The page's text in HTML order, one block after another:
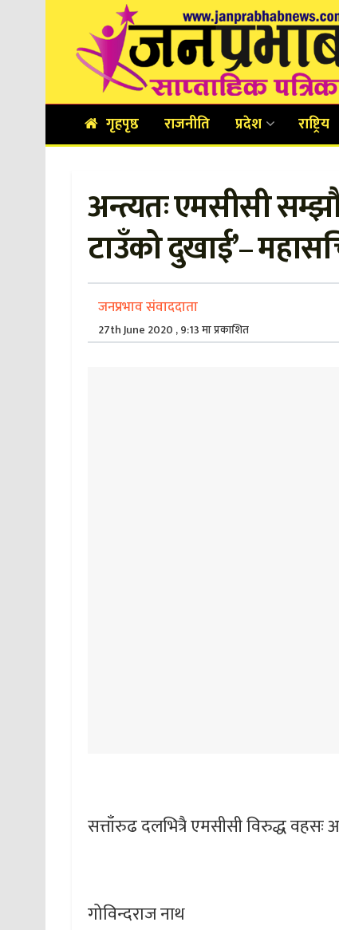
गृहपृष्ठ राजनीति प्रदेश राष्ट्रिय
अन्त्यतः एमसीसी
टाउँको दुखाई’–
जनप्रभाव संवाददाता
27th June 2020 , 9:13 मा प्रकाशित
सत्ताँरुढ दलभित्रै एमसीसी विरुद्ध वहसः
गोविन्दराज नाथ